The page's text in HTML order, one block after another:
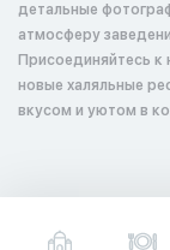
детальные
атмосферу
Присоединяйтесь к
новые халяльные
вкусом и уютом в